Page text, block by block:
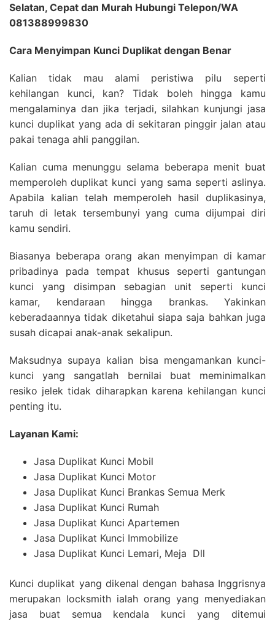
Selatan, Cepat dan Murah Hubungi Telepon/WA
081388999830
Cara Menyimpan Kunci Duplikat dengan Benar
Kalian tidak mau alami peristiwa pilu seperti
kehilangan kunci, kan? Tidak boleh hingga kamu
mengalaminya dan jika terjadi, silahkan kunjungi jasa
kunci duplikat yang ada di sekitaran pinggir jalan atau
pakai tenaga ahli panggilan.
Kalian cuma menunggu selama beberapa menit buat
memperoleh duplikat kunci yang sama seperti aslinya.
Apabila kalian telah memperoleh hasil duplikasinya,
taruh di letak tersembunyi yang cuma dijumpai diri
kamu sendiri.
Biasanya beberapa orang akan menyimpan di kamar
pribadinya pada tempat khusus seperti gantungan
kunci yang disimpan sebagian unit seperti kunci
kamar, kendaraan hingga brankas. Yakinkan
keberadaannya tidak diketahui siapa saja bahkan juga
susah dicapai anak-anak sekalipun.
Maksudnya supaya kalian bisa mengamankan kunci-
kunci yang sangatlah bernilai buat meminimalkan
resiko jelek tidak diharapkan karena kehilangan kunci
penting itu.
Layanan Kami:
Jasa Duplikat Kunci Mobil
Jasa Duplikat Kunci Motor
Jasa Duplikat Kunci Brankas Semua Merk
Jasa Duplikat Kunci Rumah
Jasa Duplikat Kunci Apartemen
Jasa Duplikat Kunci Immobilize
Jasa Duplikat Kunci Lemari, Meja Dll
Kunci duplikat yang dikenal dengan bahasa Inggrisnya
merupakan locksmith ialah orang yang menyediakan
jasa buat semua kendala kunci yang ditemui